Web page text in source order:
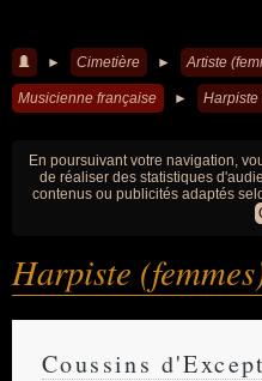
► Cimetière ► Artiste
Musicienne française ► Harpiste
En poursuivant votre navigation,
de réaliser des statistiques
contenus ou publicités adaptés
Harpiste
Coussins